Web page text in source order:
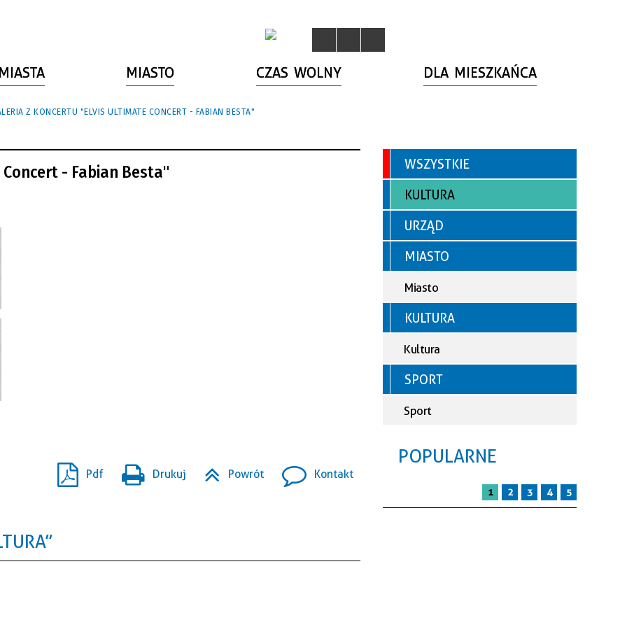
MIASTO CZAS WOLNY DLA MIESZKAŃCA
Z KONCERTU "ELVIS ULTIMATE CONCERT - FABIAN BESTA"
- Fabian Besta"
Pdf Drukuj Powrót Kontakt
WSZYSTKIE
KULTURA
URZĄD
MIASTO
Miasto
KULTURA
Kultura
SPORT
Sport
POPULARNE
1 2 3 4 5